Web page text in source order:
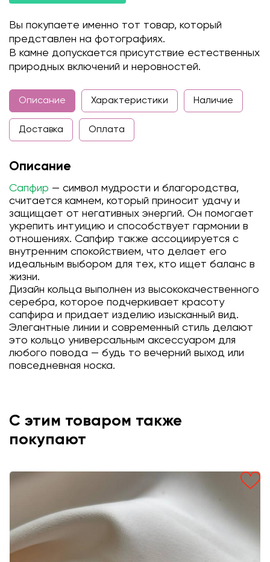
Вы покупаете именно тот товар, который
представлен на фотографиях.
В камне допускается присутствие естественных
природных включений и неровностей.
Описание Характеристики Наличие
Доставка Оплата
Описание
Сапфир — символ мудрости и благородства,
считается камнем, который приносит удачу и
защищает от негативных энергий. Он помогает
укрепить интуицию и способствует гармонии в
отношениях. Сапфир также ассоциируется с
внутренним спокойствием, что делает его
идеальным выбором для тех, кто ищет баланс в
жизни.
Дизайн кольца выполнен из высококачественного
серебра, которое подчеркивает красоту
сапфира и придает изделию изысканный вид.
Элегантные линии и современный стиль делают
это кольцо универсальным аксессуаром для
любого повода — будь то вечерний выход или
повседневная носка.
С этим товаром также
покупают